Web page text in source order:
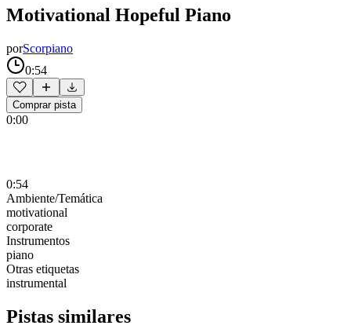
Motivational Hopeful Piano
porScorpiano
0:54
Comprar pista
0:00
0:54
Ambiente/Temática
motivational
corporate
Instrumentos
piano
Otras etiquetas
instrumental
Pistas similares